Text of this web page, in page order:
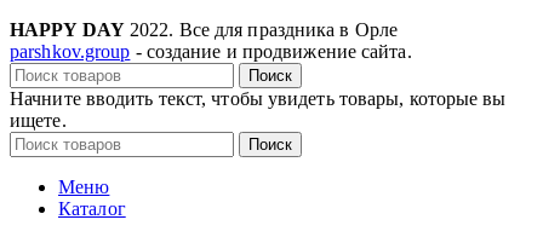
HAPPY DAY 2022. Все для праздника в Орле
parshkov.group - создание и продвижение сайта.
Поиск
Начните вводить текст, чтобы увидеть товары, которые вы
ищете.
Поиск
Меню
Каталог